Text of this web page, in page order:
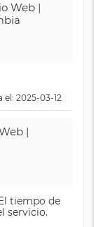
Web |
2025-03-12
|
tiempo de
servicio.